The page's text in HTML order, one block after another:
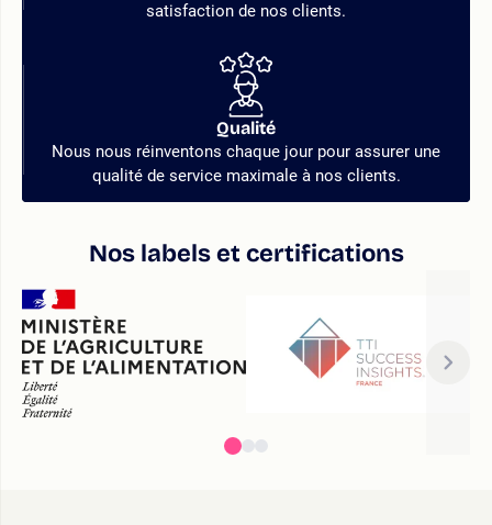
satisfaction de nos clients.
Qualité
Nous nous réinventons chaque jour pour assurer une
qualité de service maximale à nos clients.
Nos labels et certifications